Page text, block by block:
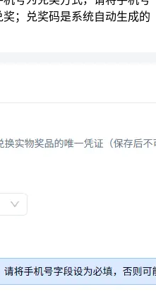
；兑奖码是系统自动生成的